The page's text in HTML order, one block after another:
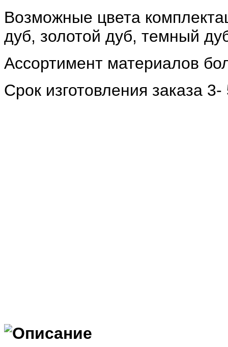
Возможные цвета
дуб, золотой дуб, темный
Ассортимент материалов
Срок изготовления заказа
Описание